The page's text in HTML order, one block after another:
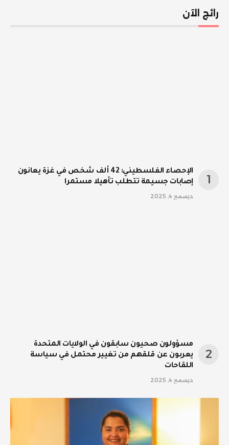
رائج الآن
الإحصاء الفلسطيني: 42 ألف شخص في غزة يعانون
إصابات جسيمة تتطلب تأهيلا مستمرا
ديسمبر 4, 2025
مسؤولون صحيون سابقون في الولايات المتحدة
يعربون عن قلقهم من تغيير محتمل في سياسة
اللقاحات
ديسمبر 4, 2025